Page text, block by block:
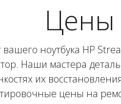
Цены
ноутбука HP
Наши мастера
их
цены на